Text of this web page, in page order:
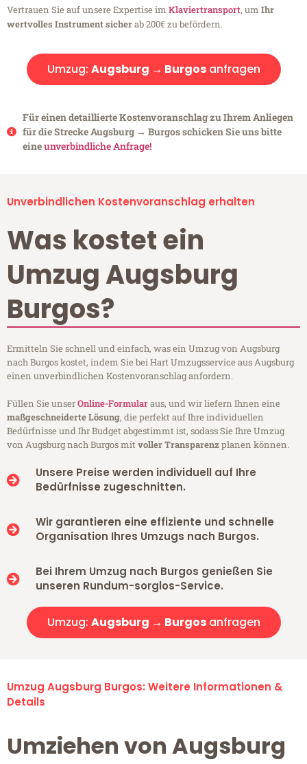
Vertrauen Sie auf unsere Expertise im Klaviertransport, um Ihr
wertvolles Instrument sicherab 200€ zu befördern.
Umzug: Augsburg → Burgosanfragen
Für einen detaillierte Kostenvoranschlag zu Ihrem Anliegen
für die Strecke Augsburg → Burgos schicken Sie uns bitte
eineunverbindliche Anfrage!
Unverbindlichen Kostenvoranschlag erhalten
Was kostet ein
Umzug Augsburg
Burgos?
Ermitteln Sie schnell und einfach, was ein Umzug von Augsburg
nach Burgos kostet, indem Sie bei Hart Umzugsservice aus Augsburg
einen unverbindlichen Kostenvoranschlag anfordern.
Füllen Sie unserOnline-Formularaus, und wir liefern Ihnen eine
maßgeschneiderte Lösung, die perfekt auf Ihre individuellen
Bedürfnisse und Ihr Budget abgestimmt ist, sodass Sie Ihre Umzug
von Augsburg nach Burgos mitvoller Transparenzplanen können.
Unsere Preise werden individuell auf Ihre
Bedürfnisse zugeschnitten.
Wir garantieren eine effiziente und schnelle
Organisation Ihres Umzugs nach Burgos.
Bei Ihrem Umzug nach Burgos genießen Sie
unseren Rundum-sorglos-Service.
Umzug: Augsburg → Burgosanfragen
Umzug Augsburg Burgos: Weitere Informationen &
Details
Umziehen von Augsburg